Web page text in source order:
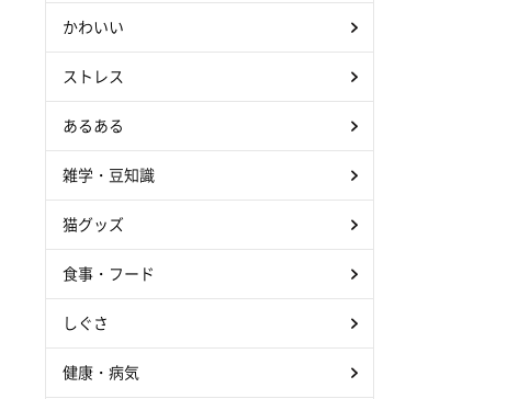
かわいい
ストレス
あるある
雑学・豆知識
猫グッズ
食事・フード
しぐさ
健康・病気